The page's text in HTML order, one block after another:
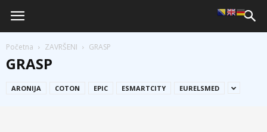
Početna ZAVRŠENI GRASP
GRASP
ARONIJA COTON EPIC ESMARTCITY EURELSMED